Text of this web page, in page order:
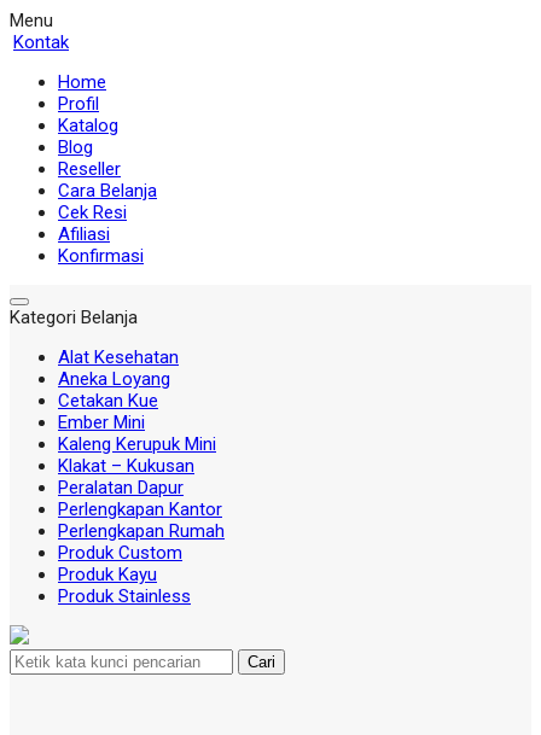
Menu
Kontak
Home
Profil
Katalog
Blog
Reseller
Cara Belanja
Cek Resi
Afiliasi
Konfirmasi
Kategori Belanja
Alat Kesehatan
Aneka Loyang
Cetakan Kue
Ember Mini
Kaleng Kerupuk Mini
Klakat – Kukusan
Peralatan Dapur
Perlengkapan Kantor
Perlengkapan Rumah
Produk Custom
Produk Kayu
Produk Stainless
Cari